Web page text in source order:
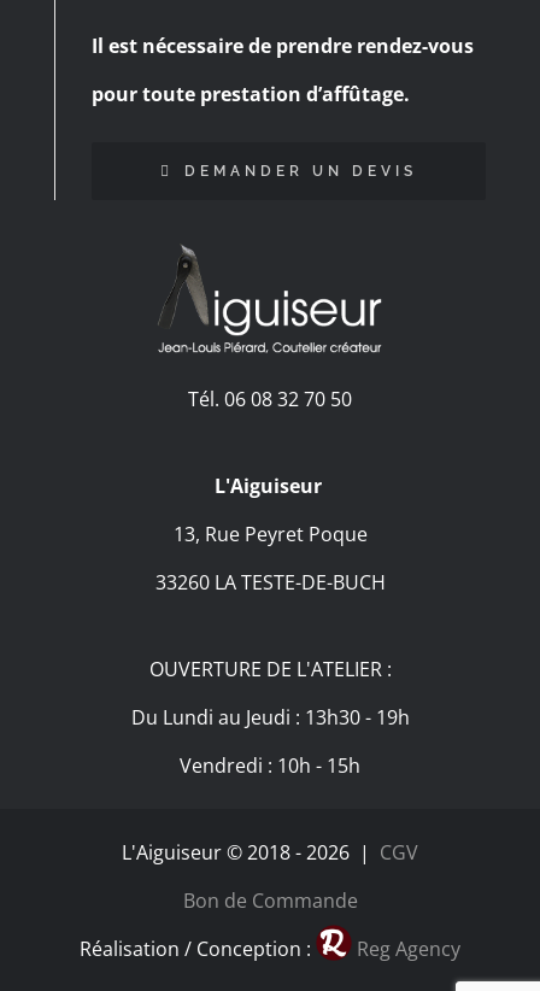
Il est nécessaire de prendre rendez-vous
pour toute prestation d’affûtage.
DEMANDER UN DEVIS
Tél. 06 08 32 70 50
L'Aiguiseur
13, Rue Peyret Poque
33260 LA TESTE-DE-BUCH
OUVERTURE DE L'ATELIER :
Du Lundi au Jeudi : 13h30 - 19h
Vendredi : 10h - 15h
L'Aiguiseur © 2018 -2026 | CGV
Bon de Commande
Réalisation / Conception :
Reg Agency